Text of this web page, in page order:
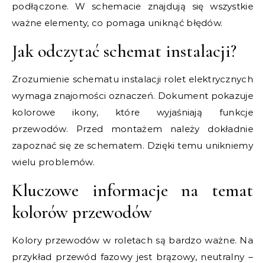
podłączone. W schemacie znajdują się wszystkie
ważne elementy, co pomaga uniknąć błędów.
Jak odczytać schemat instalacji?
Zrozumienie schematu instalacji rolet elektrycznych
wymaga znajomości oznaczeń. Dokument pokazuje
kolorowe ikony, które wyjaśniają funkcje
przewodów. Przed montażem należy dokładnie
zapoznać się ze schematem. Dzięki temu unikniemy
wielu problemów.
Kluczowe informacje na temat
kolorów przewodów
Kolory przewodów w roletach są bardzo ważne. Na
przykład przewód fazowy jest brązowy, neutralny –